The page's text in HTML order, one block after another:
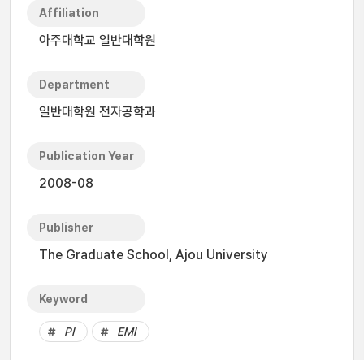
Affiliation
아주대학교 일반대학원
Department
일반대학원 전자공학과
Publication Year
2008-08
Publisher
The Graduate School, Ajou University
Keyword
PI EMI